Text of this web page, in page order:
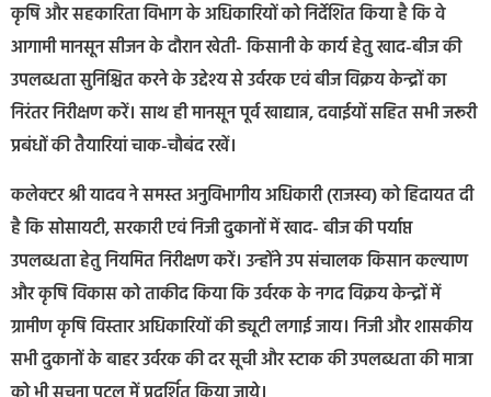
कृषि और सहकारिता विभाग के अधिकारियों को निर्देशित किया है कि वे
आगामी मानसून सीजन के दौरान खेती- किसानी के कार्य हेतु खाद-बीज की
उपलब्धता सुनिश्चित करने के उद्देश्य से उर्वरक एवं बीज विक्रय केन्द्रों का
निरंतर निरीक्षण करें। साथ ही मानसून पूर्व खाद्यान्न, दवाईयों सहित सभी जरूरी
प्रबंधों की तैयारियां चाक-चौबंद रखें।
कलेक्टर श्री यादव ने समस्त अनुविभागीय अधिकारी (राजस्व) को हिदायत दी
है कि सोसायटी, सरकारी एवं निजी दुकानों में खाद- बीज की पर्याप्त
उपलब्धता हेतु नियमित निरीक्षण करें। उन्होंने उप संचालक किसान कल्याण
और कृषि विकास को ताकीद किया कि उर्वरक के नगद विक्रय केन्द्रों में
ग्रामीण कृषि विस्तार अधिकारियों की ड्यूटी लगाई जाय। निजी और शासकीय
सभी दुकानों के बाहर उर्वरक की दर सूची और स्टाक की उपलब्धता की मात्रा